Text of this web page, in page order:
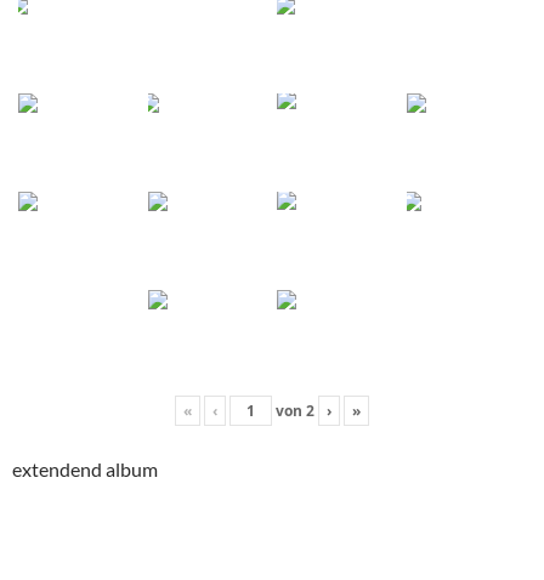
« ‹ von 2 › »
extendend album